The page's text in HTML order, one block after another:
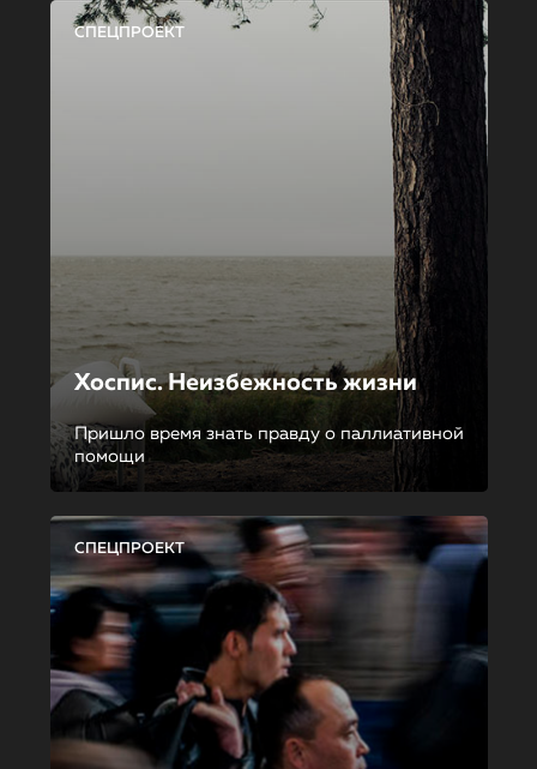
СПЕЦПРОЕКТ
Хоспис. Неизбежность жизни
Пришло время знать правду о паллиативной
помощи
СПЕЦПРОЕКТ